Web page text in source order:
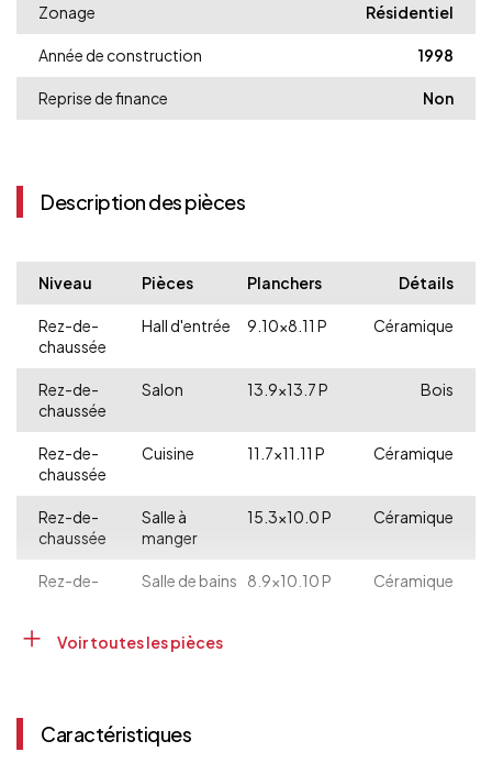
Zonage Résidentiel
Année de construction 1998
Reprise de finance Non
Description des pièces
Niveau Pièces Planchers Détails
Rez-de-
chaussée
Hall d'entrée 9.10x8.11 P Céramique
Rez-de-
chaussée
Salon 13.9x13.7 P Bois
Rez-de-
chaussée
Cuisine 11.7x11.11 P Céramique
Rez-de-
chaussée
Salle à
manger
15.3x10.0 P Céramique
Rez-de-
Salle de bains 8.9x10.10 P Céramique
Rez-de-
Chambre à
Sous-sol Atelier
Voir toutes les pièces
Caractéristiques